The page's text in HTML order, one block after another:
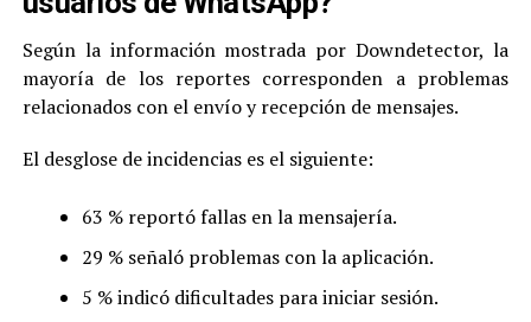
Según la información mostrada por Downdetector, la
mayoría de los reportes corresponden a problemas
relacionados con el envío y recepción de mensajes.
El desglose de incidencias es el siguiente:
63 % reportó fallas en la mensajería.
29 % señaló problemas con la aplicación.
5 % indicó dificultades para iniciar sesión.